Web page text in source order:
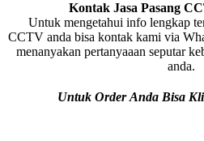
Kontak Jasa Pasang
Untuk mengetahui info lengkap
CCTV anda bisa kontak kami via
menanyakan pertanyaaan seputar
anda.
Untuk Order Anda Bisa